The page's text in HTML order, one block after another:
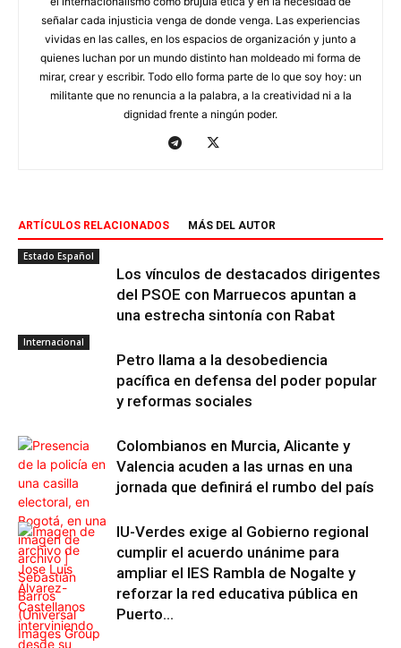
señalar cada injusticia venga de donde venga. Las experiencias
vividas en las calles, en los espacios de organización y junto a
quienes luchan por un mundo distinto han moldeado mi forma de
mirar, crear y escribir. Todo ello forma parte de lo que soy hoy: un
militante que no renuncia a la palabra, a la creatividad ni a la
dignidad frente a ningún poder.
ARTÍCULOS RELACIONADOS MÁS DEL AUTOR
Estado Español
Los vínculos de destacados dirigentes
del PSOE con Marruecos apuntan a
una estrecha sintonía con Rabat
Internacional
Petro llama a la desobediencia
pacífica en defensa del poder popular
y reformas sociales
Colombianos en Murcia, Alicante y
Valencia acuden a las urnas en una
jornada que definirá el rumbo del país
IU-Verdes exige al Gobierno regional
cumplir el acuerdo unánime para
ampliar el IES Rambla de Nogalte y
reforzar la red educativa pública en
Puerto...